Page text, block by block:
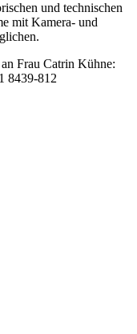
und technischen
mit Kamera- und
Frau Catrin Kühne:
8439-812